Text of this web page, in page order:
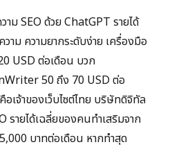
ม SEO ด้วย ChatGPT รายได้
ม ความยากระดับง่าย เครื่องมือ
USD ต่อเดือน บวก
50 ถึง 70 USD ต่อ
เจ้าของเว็บไซต์ไทย บริษัทดิจิทัล
รายได้เฉลี่ยของคนทำเสริมจาก
บาทต่อเดือน หากทำสุด